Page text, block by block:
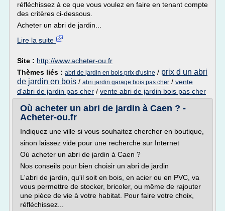
réfléchissez à ce que vous voulez en faire en tenant compte
des critères ci-dessous.
Acheter un abri de jardin...
Lire la suite
Site : http://www.acheter-ou.fr
Thèmes liés : abri de jardin en bois prix d'usine / prix d un abri
de jardin en bois / abri jardin garage bois pas cher / vente
d'abri de jardin pas cher / vente abri de jardin bois pas cher
Où acheter un abri de jardin à Caen ? -
Acheter-ou.fr
Indiquez une ville si vous souhaitez chercher en boutique,
sinon laissez vide pour une recherche sur Internet
Où acheter un abri de jardin à Caen ?
Nos conseils pour bien choisir un abri de jardin
L'abri de jardin, qu'il soit en bois, en acier ou en PVC, va
vous permettre de stocker, bricoler, ou même de rajouter
une pièce de vie à votre habitat. Pour faire votre choix,
réfléchissez...